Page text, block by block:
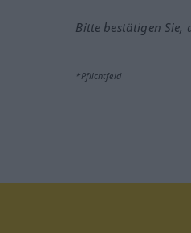
Bitte bestätigen Sie,
*Pflichtfeld